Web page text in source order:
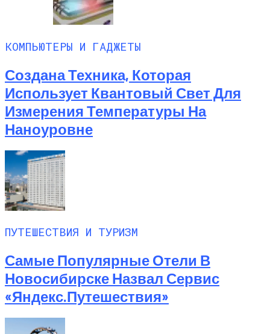
Любитель Приключенческого Туризма
Нашел В Америке Алмаз Весом 7.46
КОМПЬЮТЕРЫ И ГАДЖЕТЫ
Создана Техника, Которая
Использует Квантовый Свет Для
Измерения Температуры На
Наноуровне
ПУТЕШЕСТВИЯ И ТУРИЗМ
Самые Популярные Отели В
Новосибирске Назвал Сервис
«Яндекс.Путешествия»